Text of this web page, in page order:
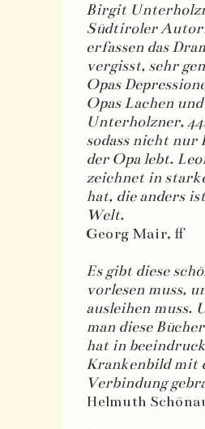
Birgit
Südtiroler
erfassen das
vergisst, sehr
Opas
Opas Lachen
Unterholzner,
sodass nicht nur
der Opa lebt.
zeichnet in
hat, die anders
Welt.
Georg Mair, ff
Es gibt diese
vorlesen muss,
ausleihen muss.
man diese
hat in
Krankenbild mit
Verbindung
Helmuth